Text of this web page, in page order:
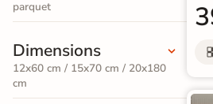
EFFET
de
ciment
lavabo et
Miroir
Eclairage
PAR
FORMAT
Stratifié
Lame
PVC
Gris
Sol
parquet
Dimensions
12x60 cm / 15x70 cm / 20x180
cm